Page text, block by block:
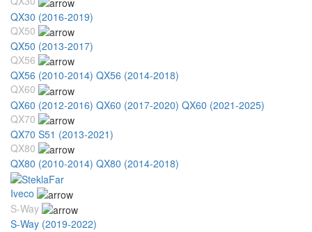
QX30 (2016-2019)
QX50
QX50 (2013-2017)
QX56
QX56 (2010-2014) QX56 (2014-2018)
QX60
QX60 (2012-2016) QX60 (2017-2020) QX60 (2021-2025)
QX70
QX70 S51 (2013-2021)
QX80
QX80 (2010-2014) QX80 (2014-2018)
Iveco
S-Way
S-Way (2019-2022)